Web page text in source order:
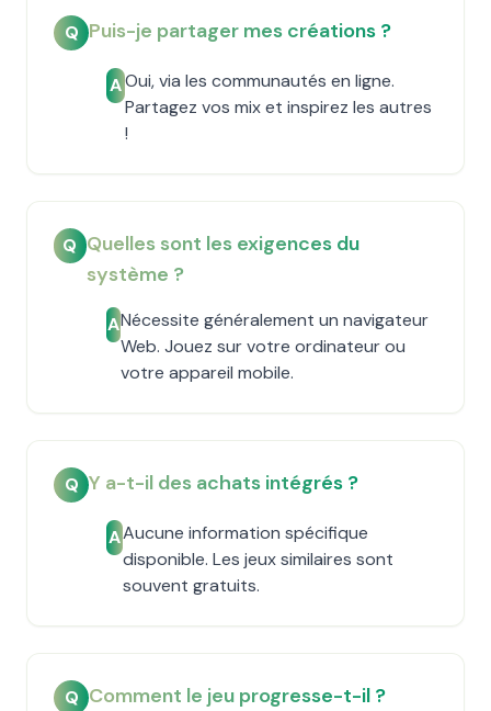
Q Puis-je partager mes créations ?
AOui, via les communautés en ligne.
Partagez vos mix et inspirez les autres
!
Q Quelles sont les exigences du
système ?
ANécessite généralement un navigateur
Web. Jouez sur votre ordinateur ou
votre appareil mobile.
Q Y a-t-il des achats intégrés ?
AAucune information spécifique
disponible. Les jeux similaires sont
souvent gratuits.
Q Comment le jeu progresse-t-il ?